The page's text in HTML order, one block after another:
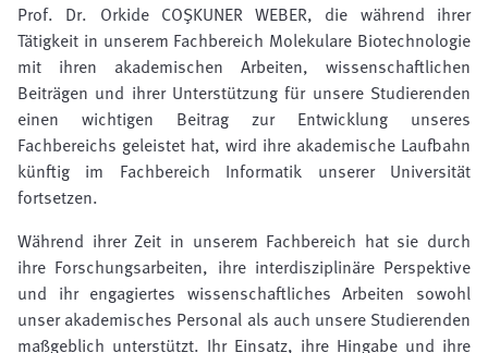
Prof. Dr. Orkide COŞKUNER WEBER, die während ihrer
Tätigkeit in unserem Fachbereich Molekulare Biotechnologie
mit ihren akademischen Arbeiten, wissenschaftlichen
Beiträgen und ihrer Unterstützung für unsere Studierenden
einen wichtigen Beitrag zur Entwicklung unseres
Fachbereichs geleistet hat, wird ihre akademische Laufbahn
künftig im Fachbereich Informatik unserer Universität
fortsetzen.
Während ihrer Zeit in unserem Fachbereich hat sie durch
ihre Forschungsarbeiten, ihre interdisziplinäre Perspektive
und ihr engagiertes wissenschaftliches Arbeiten sowohl
unser akademisches Personal als auch unsere Studierenden
maßgeblich unterstützt. Ihr Einsatz, ihre Hingabe und ihre